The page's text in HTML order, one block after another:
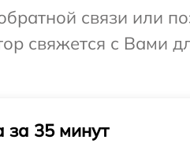
связи или
свяжется с Вами
за 35 минут